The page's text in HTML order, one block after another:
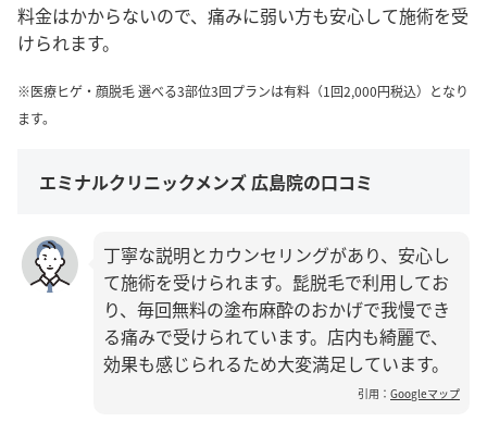
料金はかからないので、痛みに弱い方も安心して施術を受
けられます。
※医療ヒゲ・顔脱毛 選べる3部位3回プランは有料（1回2,000円税込）となり
ます。
エミナルクリニックメンズ 広島院の口コミ
丁寧な説明とカウンセリングがあり、安心し
て施術を受けられます。髭脱毛で利用してお
り、毎回無料の塗布麻酔のおかげで我慢でき
る痛みで受けられています。店内も綺麗で、
効果も感じられるため大変満足しています。
引用： Googleマップ